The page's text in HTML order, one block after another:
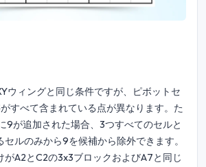
ウィングと同じ条件ですが、ピボットセ
すべて含まれている点が異なります。た
9が追加された場合、3つすべてのセルと
ルのみから9を候補から除外できます。
がA2とC2の3x3ブロックおよびA7と同じ